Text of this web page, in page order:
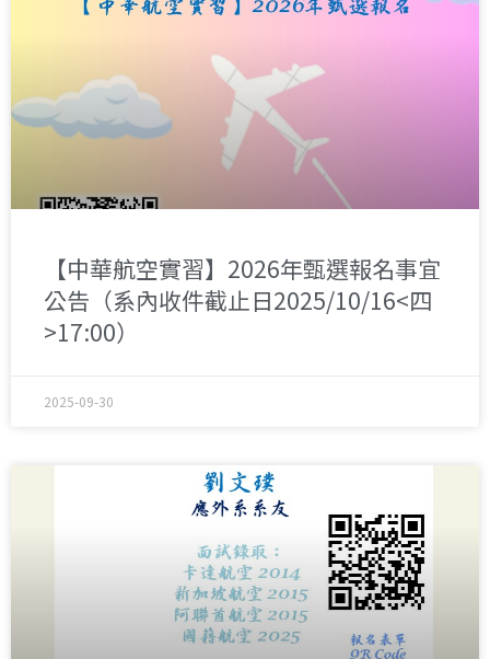
【中華航空實習】2026年甄選報名事宜
公告（系內收件截止日2025/10/16<四
>17:00）
2025-09-30